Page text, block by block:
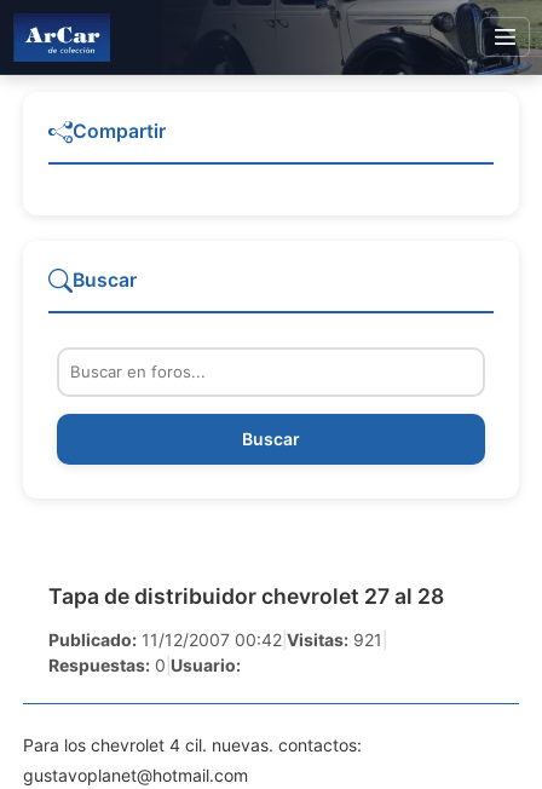
Tapa de distribuidor chevrolet 27 al 28
Publicado: 11/12/2007 00:42 Visitas: 921
Respuestas: 0 Usuario:
Para los chevrolet 4 cil. nuevas. contactos:
gustavoplanet@hotmail.com
Compartir
Buscar
Buscar